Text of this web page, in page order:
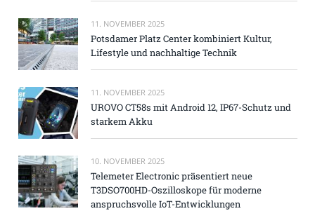
11. NOVEMBER 2025
Potsdamer Platz Center kombiniert Kultur,
Lifestyle und nachhaltige Technik
11. NOVEMBER 2025
UROVO CT58s mit Android 12, IP67-Schutz und
starkem Akku
10. NOVEMBER 2025
Telemeter Electronic präsentiert neue
T3DSO700HD-Oszilloskope für moderne
anspruchsvolle IoT-Entwicklungen